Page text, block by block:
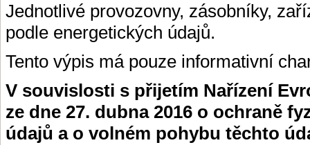
Jednotlivé provozovny, zásobníky,
podle energetických údajů.
Tento výpis má pouze informativní
V souvislosti s přijetím Nařízení
ze dne 27. dubna 2016 o ochraně
údajů a o volném pohybu těchto